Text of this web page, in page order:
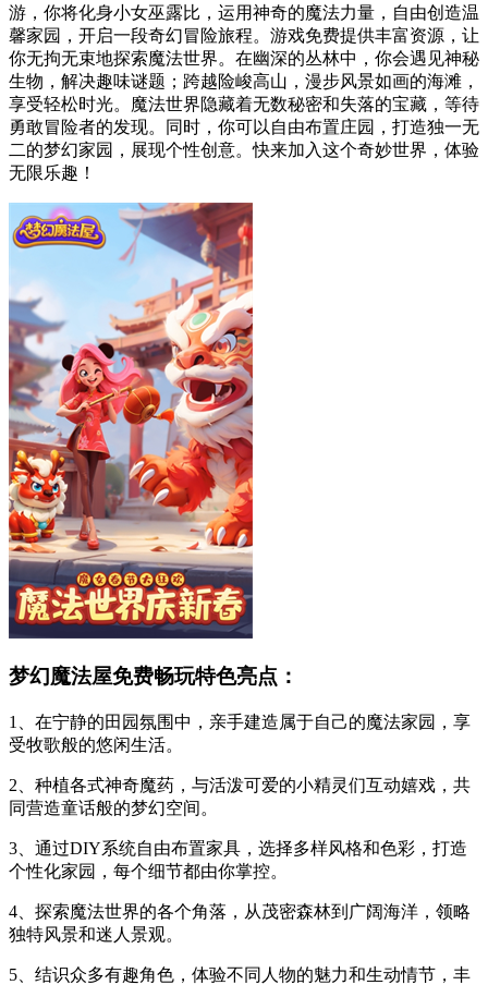
游，你将化身小女巫露比，运用神奇的魔法力量，自由创造温
馨家园，开启一段奇幻冒险旅程。游戏免费提供丰富资源，让
你无拘无束地探索魔法世界。在幽深的丛林中，你会遇见神秘
生物，解决趣味谜题；跨越险峻高山，漫步风景如画的海滩，
享受轻松时光。魔法世界隐藏着无数秘密和失落的宝藏，等待
勇敢冒险者的发现。同时，你可以自由布置庄园，打造独一无
二的梦幻家园，展现个性创意。快来加入这个奇妙世界，体验
无限乐趣！
梦幻魔法屋免费畅玩特色亮点：
1、在宁静的田园氛围中，亲手建造属于自己的魔法家园，享
受牧歌般的悠闲生活。
2、种植各式神奇魔药，与活泼可爱的小精灵们互动嬉戏，共
同营造童话般的梦幻空间。
3、通过DIY系统自由布置家具，选择多样风格和色彩，打造
个性化家园，每个细节都由你掌控。
4、探索魔法世界的各个角落，从茂密森林到广阔海洋，领略
独特风景和迷人景观。
5、结识众多有趣角色，体验不同人物的魅力和生动情节，丰